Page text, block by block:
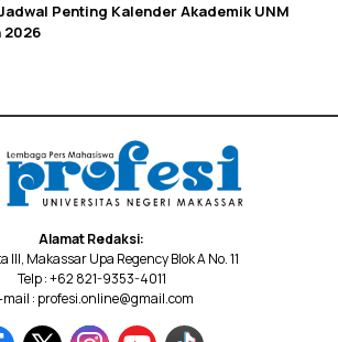
Penting Kalender Akademik UNM
2026
Alamat Redaksi:
III, Makassar Upa Regency Blok A No. 11
Telp : +62 821-9353-4011
mail : profesi.online@gmail.com